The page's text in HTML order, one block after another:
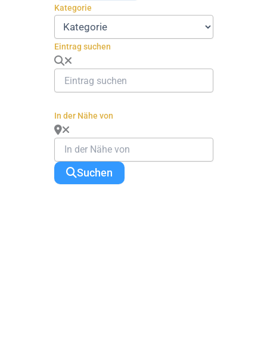
Kategorie
Eintrag suchen
In der Nähe von
Suchen